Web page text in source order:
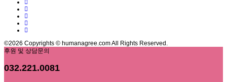
©2026 Copyrights © humanagree.com All Rights Reserved.
후원 및 상담문의
032.221.0081